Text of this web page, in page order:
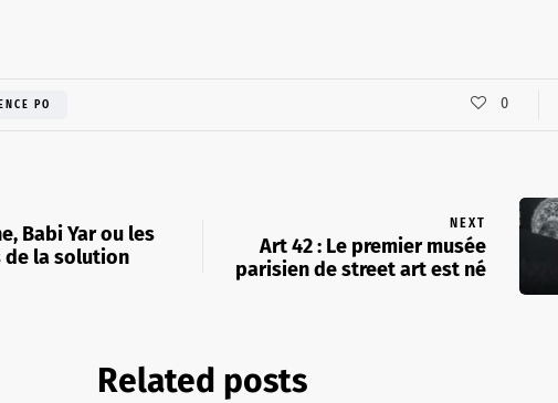
PO 0
Babi Yar ou les
de la solution
NEXT
Art 42 : Le premier musée
parisien de street art est né
Related posts